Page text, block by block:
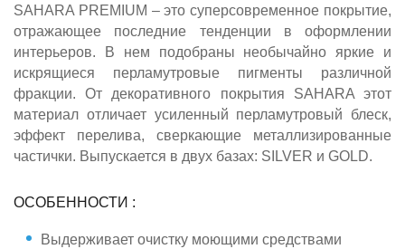
SAHARA PREMIUM – это суперсовременное покрытие,
отражающее последние тенденции в оформлении
интерьеров. В нем подобраны необычайно яркие и
искрящиеся перламутровые пигменты различной
фракции. От декоративного покрытия SAHARA этот
материал отличает усиленный перламутровый блеск,
эффект перелива, сверкающие металлизированные
частички. Выпускается в двух базах: SILVER и GOLD.
ОСОБЕННОСТИ :
Выдерживает очистку моющими средствами